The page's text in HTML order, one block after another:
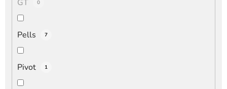
GT 0
Pells 7
Pivot 1